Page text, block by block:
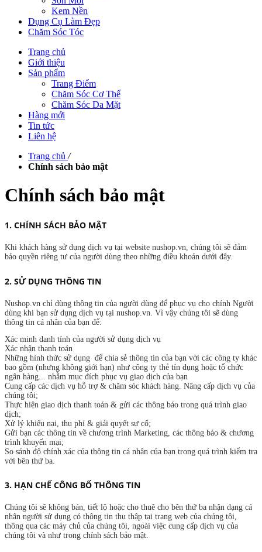
Kem Nền
Dụng Cụ Làm Đẹp
Chăm Sóc Tóc
Trang chủ
Giới thiệu
Sản phẩm
Trang Điểm
Chăm Sóc Cơ Thể
Chăm Sóc Da Mặt
Hàng mới
Tin tức
Liên hệ
Trang chủ /
Chính sách bảo mật
Chính sách bảo mật
1. CHÍNH SÁCH BẢO MẬT
Khi khách hàng sử dụng dịch vụ tại website nushop.vn, chúng tôi sẽ đảm
bảo quyền riêng tư của người dùng theo những điều khoản dưới đây.
2. SỬ DỤNG THÔNG TIN
Nushop.vn chỉ dùng thông tin của người dùng để phục vụ cho chính Người
dùng khi bạn sử dụng dịch vụ tại nushop.vn. Vì vậy chúng tôi sẽ dùng
thông tin cá nhân của bạn để:
Xác minh danh tính của người sử dụng dịch vụ
Xác nhận thanh toán
Những hình thức sử dụng để chia sẻ thông tin của bạn với các công ty khác
bao gồm (nhưng không giới hạn) như công ty thẻ tín dụng hoặc tổ chức
ngân hàng... nhằm mục đích phục vụ giao dịch của bạn
Cung cấp các dịch vụ hỗ trợ & chăm sóc khách hàng. Nâng cấp dịch vụ của
chúng tôi;
Thực hiện giao dịch thanh toán & gửi các thông báo trong quá trình giao
dịch;
Xử lý khiếu nại, thu phí & giải quyết sự cố;
Gửi bạn các thông tin về chương trình Marketing, các thông báo & chương
trình khuyến mại;
So sánh độ chính xác của thông tin cá nhân của bạn trong quá trình kiểm tra
với bên thứ ba.
3. HẠN CHẾ CÔNG BỐ THÔNG TIN
Chúng tôi sẽ không bán, tiết lộ hoặc cho thuê cho bên thứ ba nhận dạng cá
nhân người sử dụng có thông tin thu thập tại trang web của chúng tôi,
thông qua các máy chủ của chúng tôi, ngoài việc cung cấp dịch vụ của
chúng tôi và như trong chính sách bảo mật.